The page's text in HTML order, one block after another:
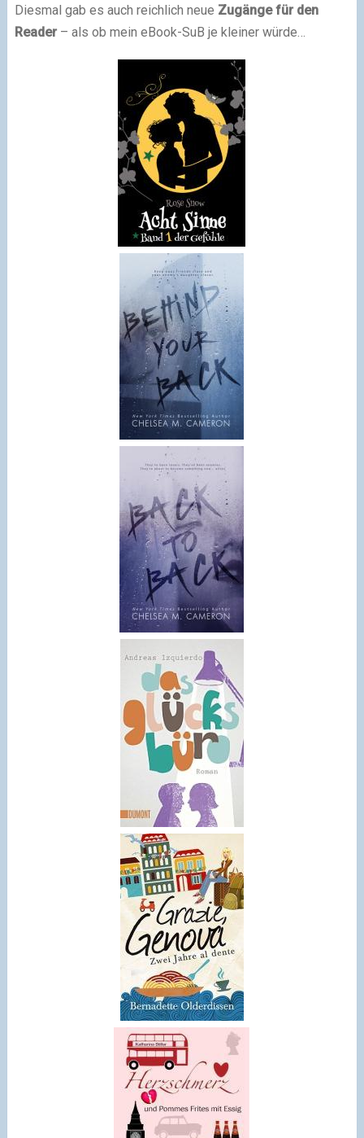
Diesmal gab es auch reichlich neue Zugänge für den
Reader– als ob mein eBook-SuB je kleiner würde…